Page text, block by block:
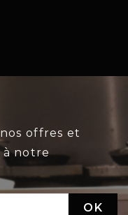
offres et
à notre